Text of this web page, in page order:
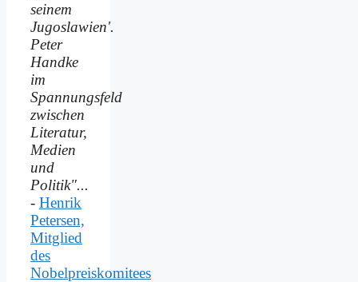
seinem
Jugoslawien'.
Peter
Handke
im
Spannungsfeld
zwischen
Literatur,
Medien
und
Politik"...
- Henrik
Petersen,
Mitglied
des
Nobelpreiskomitees